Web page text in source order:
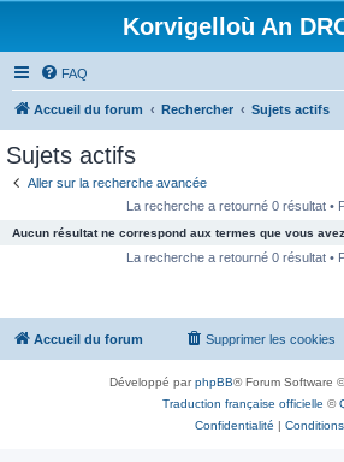
Korvigelloù An
FAQ
Accueil du forum Rechercher Sujets actifs
Sujets actifs
Aller sur la recherche avancée
La recherche a retourné 0 résultat •
Aucun résultat ne correspond aux termes que vous
La recherche a retourné 0 résultat •
Accueil du forum Supprimer les cookies
Développé parphpBB® Forum Software
Traduction française officielle ©
Confidentialité | Conditions